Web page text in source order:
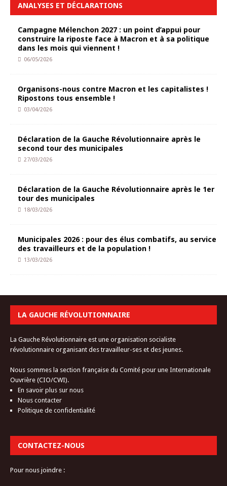
ANALYSES ET DÉCLARATIONS
Campagne Mélenchon 2027 : un point d’appui pour
construire la riposte face à Macron et à sa politique
dans les mois qui viennent !
06/05/2026
Organisons-nous contre Macron et les capitalistes !
Ripostons tous ensemble !
03/04/2026
Déclaration de la Gauche Révolutionnaire après le
second tour des municipales
27/03/2026
Déclaration de la Gauche Révolutionnaire après le 1er
tour des municipales
18/03/2026
Municipales 2026 : pour des élus combatifs, au service
des travailleurs et de la population !
13/03/2026
LA GAUCHE RÉVOLUTIONNAIRE
La Gauche Révolutionnaire est une organisation socialiste
révolutionnaire organisant des travailleur-ses et des jeunes.
Nous sommes la section française du Comité pour une Internationale
Ouvrière (CIO/CWI).
En savoir plus sur nous
Nous contacter
Politique de confidentialité
CONTACTEZ-NOUS
Pour nous joindre :